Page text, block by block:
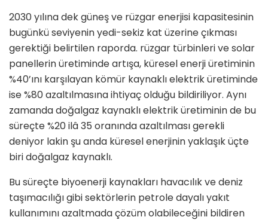
2030 yılına dek güneş ve rüzgar enerjisi kapasitesinin
bugünkü seviyenin yedi-sekiz kat üzerine çıkması
gerektiği belirtilen raporda. rüzgar türbinleri ve solar
panellerin üretiminde artışa, küresel enerji üretiminin
%40’ını karşılayan kömür kaynaklı elektrik üretiminde
ise %80 azaltılmasına ihtiyaç olduğu bildiriliyor. Aynı
zamanda doğalgaz kaynaklı elektrik üretiminin de bu
süreçte %20 ilâ 35 oranında azaltılması gerekli
deniyor lakin şu anda küresel enerjinin yaklaşık üçte
biri doğalgaz kaynaklı.
Bu süreçte biyoenerji kaynakları havacılık ve deniz
taşımacılığı gibi sektörlerin petrole dayalı yakıt
kullanımını azaltmada çözüm olabileceğini bildiren